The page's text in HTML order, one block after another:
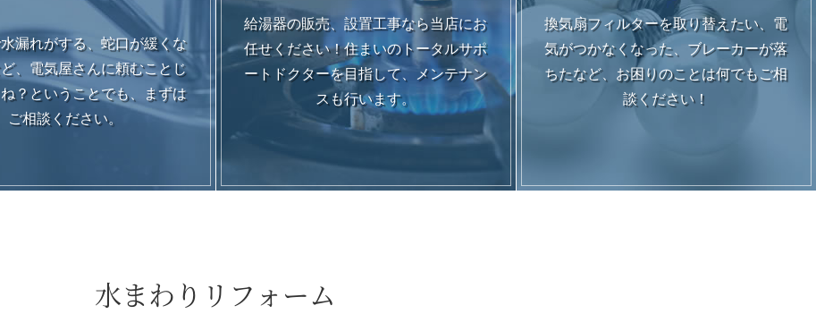
漏れがする、蛇口が緩くな
、電気屋さんに頼むことじ
？ということでも、まずは
ご相談ください。
給湯器の販売、設置工事なら当店にお
任せください！住まいのトータルサポ
ートドクターを目指して、メンテナン
スも行います。
換気扇フィルターを取り替えたい、電
気がつかなくなった、ブレーカーが落
ちたなど、お困りのことは何でもご相
談ください！
水まわりリフォーム